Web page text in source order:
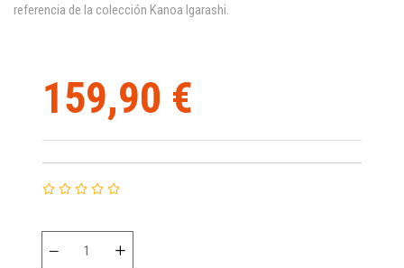
referencia de la colección Kanoa Igarashi.
159,90 €